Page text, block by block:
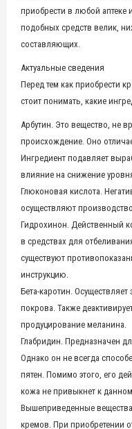
приобрести в любой аптеке
подобных средств велик,
составляющих.
Актуальные сведения
Перед тем как приобрести
стоит понимать, какие
Арбутин. Это вещество, не
происхождение. Оно
Ингредиент подавляет
влияние на снижение
Глюконовая кислота.
осуществляют
Гидрохинон. Действенный
в средствах для
существуют
инструкцию.
Бета-каротин.
покрова. Также
продуцирование меланина.
Глабридин. Предназначен
Однако он не всегда
пятен. Помимо этого, его
кожа не привыкнет к
Вышеприведенные вещества
кремов. При приобретении